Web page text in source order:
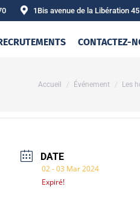
1Bis avenue de la Libération
CONTACTEZ-
Vous êtes ici :
Accueil Événement Les
DATE
02 - 03 Mar 2024
Expiré!